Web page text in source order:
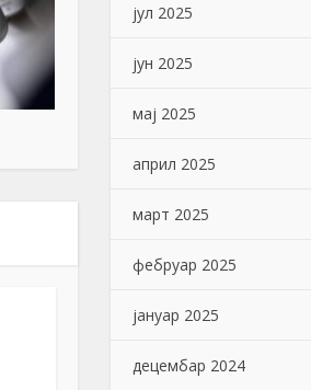
јул 2025
јун 2025
мај 2025
април 2025
март 2025
фебруар 2025
јануар 2025
децембар 2024